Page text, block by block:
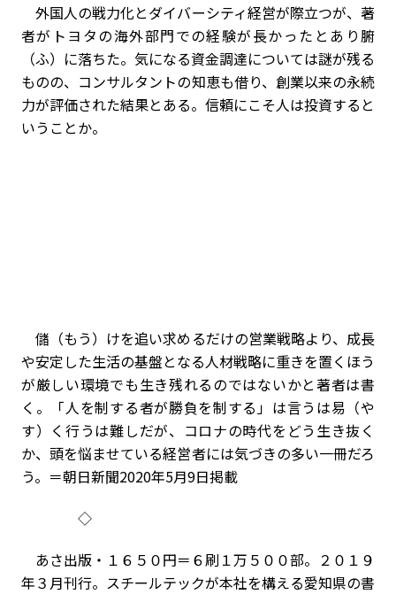
外国人の戦力化とダイバーシティ経営が際立つが、著
者がトヨタの海外部門での経験が長かったとあり腑
（ふ）に落ちた。気になる資金調達については謎が残る
ものの、コンサルタントの知恵も借り、創業以来の永続
力が評価された結果とある。信頼にこそ人は投資すると
いうことか。
儲（もう）けを追い求めるだけの営業戦略より、成長
や安定した生活の基盤となる人材戦略に重きを置くほう
が厳しい環境でも生き残れるのではないかと著者は書
く。「人を制する者が勝負を制する」は言うは易（や
す）く行うは難しだが、コロナの時代をどう生き抜く
か、頭を悩ませている経営者には気づきの多い一冊だろ
う。＝朝日新聞2020年5月9日掲載
◇
あさ出版・１６５０円＝６刷１万５００部。２０１９
年３月刊行。スチールテックが本社を構える愛知県の書